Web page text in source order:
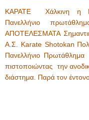
ΚΑΡΑΤΕ Χάλκινη η
Πανελλήνιο
ΑΠΟΤΕΛΕΣΜΑΤΑ
Α.Σ. Karate Shotokan
Πανελλήνιο
πιστοποιώντας την
διάστημα. Παρά τον